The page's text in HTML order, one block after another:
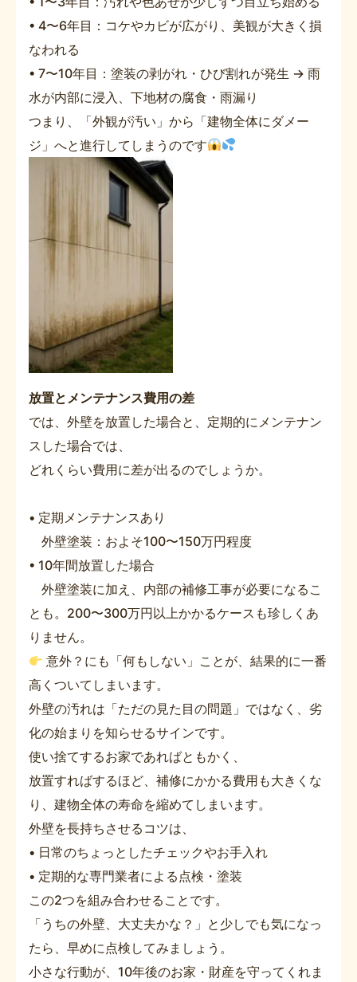
• 4〜6年目：コケやカビが広がり、美観が大きく損
なわれる
• 7〜10年目：塗装の剥がれ・ひび割れが発生 → 雨
水が内部に浸入、下地材の腐食・雨漏り
つまり、「外観が汚い」から「建物全体にダメー
ジ」へと進行してしまうのです
放置とメンテナンス費用の差
では、外壁を放置した場合と、定期的にメンテナン
スした場合では、
どれくらい費用に差が出るのでしょうか。
• 定期メンテナンスあり
外壁塗装：およそ100〜150万円程度
• 10年間放置した場合
外壁塗装に加え、内部の補修工事が必要になるこ
とも。200〜300万円以上かかるケースも珍しくあ
りません。
意外？にも「何もしない」ことが、結果的に一番
高くついてしまいます。
外壁の汚れは「ただの見た目の問題」ではなく、劣
化の始まりを知らせるサインです。
使い捨てするお家であればともかく、
放置すればするほど、補修にかかる費用も大きくな
り、建物全体の寿命を縮めてしまいます。
外壁を長持ちさせるコツは、
• 日常のちょっとしたチェックやお手入れ
• 定期的な専門業者による点検・塗装
この2つを組み合わせることです。
「うちの外壁、大丈夫かな？」と少しでも気になっ
たら、早めに点検してみましょう。
小さな行動が、10年後のお家・財産を守ってくれま